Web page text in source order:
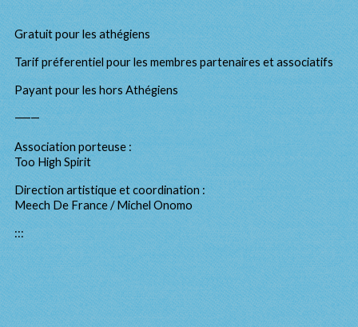
Gratuit pour les athégiens
Tarif préferentiel pour les membres partenaires et associatifs
Payant pour les hors Athégiens
⸻
Association porteuse :
Too High Spirit
Direction artistique et coordination :
Meech De France / Michel Onomo
:::